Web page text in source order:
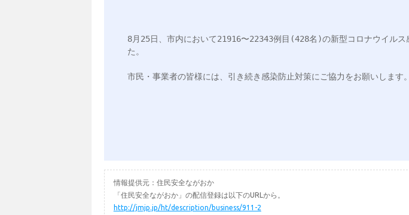
8月25日、市内において21916〜22343例目(428名)の新型コロナウイルス
た。
市民・事業者の皆様には、引き続き感染防止対策にご協力をお願いします。
情報提供元：住民安全ながおか
「住民安全ながおか」の配信登録は以下のURLから。
http://jmjp.jp/ht/description/business/911-2